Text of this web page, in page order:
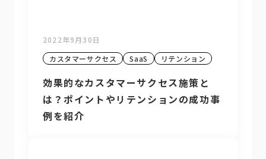
2022年9月30日
カスタマーサクセス
SaaS リテンション
効果的なカスタマーサクセス施策と
は？ポイントやリテンションの成功事
例を紹介